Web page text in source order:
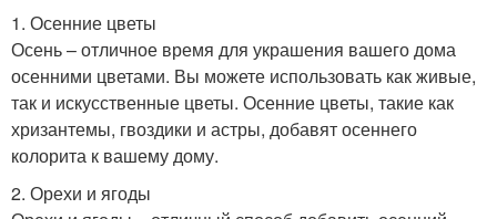
1. Осенние цветы
Осень – отличное время для украшения вашего дома
осенними цветами. Вы можете использовать как живые,
так и искусственные цветы. Осенние цветы, такие как
хризантемы, гвоздики и астры, добавят осеннего
колорита к вашему дому.
2. Орехи и ягоды